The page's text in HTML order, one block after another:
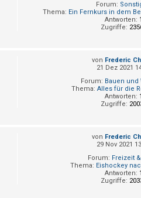
Forum:
Thema: Ein Fernkurs in dem
Antworten: 1
Zugriffe:
von Frederic
21 Dez 2021
Forum: Bauen und
Thema: Alles für die
Antworten: 1
Zugriffe:
von Frederic
29 Nov 2021
Forum: Freizeit
Thema: Eishockey
Antworten: 1
Zugriffe: